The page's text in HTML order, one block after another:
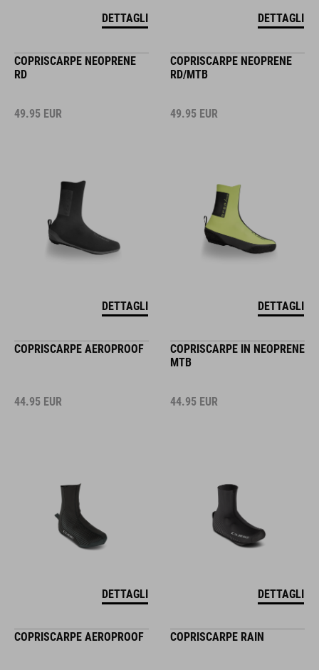
DETTAGLI DETTAGLI
COPRISCARPE NEOPRENE
RD
49.95 EUR
DETTAGLI
COPRISCARPE NEOPRENE
RD/MTB
49.95 EUR
DETTAGLI
COPRISCARPE AEROPROOF
44.95 EUR
DETTAGLI
COPRISCARPE IN NEOPRENE
MTB
44.95 EUR
DETTAGLI
COPRISCARPE AEROPROOF COPRISCARPE RAIN